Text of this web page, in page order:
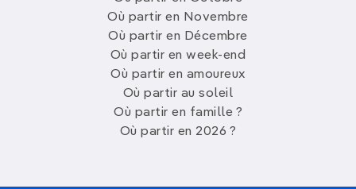
Où partir en Novembre
Où partir en Décembre
Où partir en week-end
Où partir en amoureux
Où partir au soleil
Où partir en famille ?
Où partir en 2026 ?